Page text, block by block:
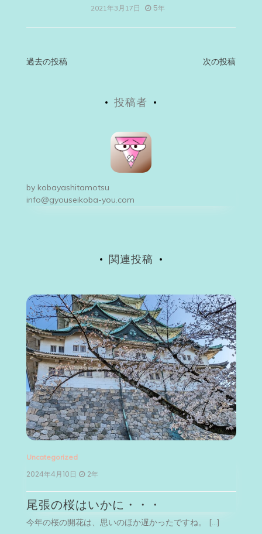
2021年3月17日 5年
投
ー
シ
過去の投稿 次の投稿
投稿者
by kobayashitamotsu
info@gyouseikoba-you.com
関連投稿
Uncategorized
2024年4月10日 2年
尾張の桜はいかに・・・
今年の桜の開花は、思いのほか遅かったですね。 […]